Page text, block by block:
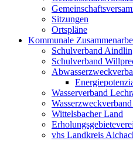
Sitzungen
Ortspläne
Kommunale
Schulverband
Schulverband
Wasserverband
Wittelsbacher Land
vhs Landkreis